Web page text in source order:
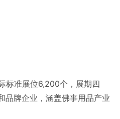
标准展位6,200个，展期四
品牌企业，涵盖佛事用品产业